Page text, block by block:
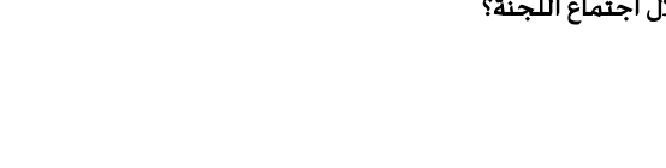
اجتماع اللّجنة؟